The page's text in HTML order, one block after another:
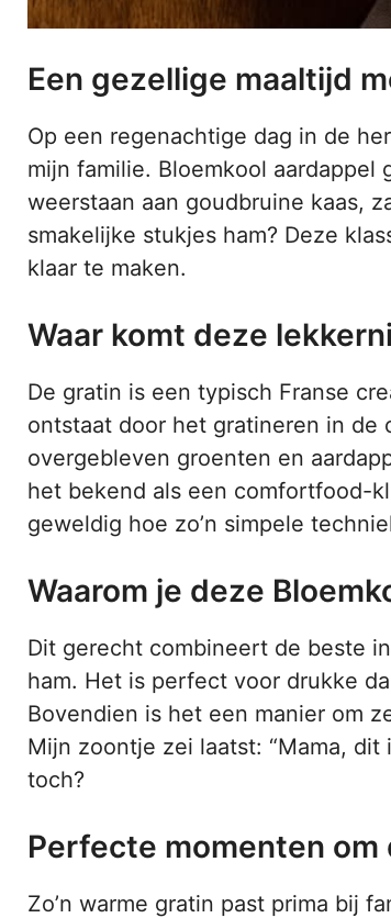
Een gezellige maaltijd
Op een regenachtige dag in de
mijn familie. Bloemkool aardappel
weerstaan aan goudbruine kaas,
smakelijke stukjes ham? Deze
klaar te maken.
Waar komt deze
De gratin is een typisch Franse
ontstaat door het gratineren in de
overgebleven groenten en
het bekend als een comfortfood-
geweldig hoe zo’n simpele
Waarom je deze
Dit gerecht combineert de beste
ham. Het is perfect voor drukke
Bovendien is het een manier om
Mijn zoontje zei laatst: “Mama,
toch?
Perfecte momenten
Zo’n warme gratin past prima bij